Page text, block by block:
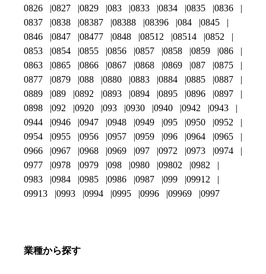
0826
0827 0829 083 0833 0834 0835
0836
0837
0838 08387 08388 08396 084
0845
0846
0847 08477 0848 08512 08514
0852
0853
0854 0855 0856 0857 0858 0859
086
0863
0865 0866 0867 0868 0869 087
0875
0877
0879 088 0880 0883 0884 0885
0887
0889
089 0892 0893 0894 0895 0896
0897
0898
092 0920 093 0930 0940 0942
0943
0944
0946 0947 0948 0949 095 0950
0952
0954
0955 0956 0957 0959 096 0964
0965
0966
0967 0968 0969 097 0972 0973
0974
0977
0978 0979 098 0980 09802
0982
0983
0984 0985 0986 0987 099
09912
09913
0993 0994 0995 0996 09969 0997
業種から探す